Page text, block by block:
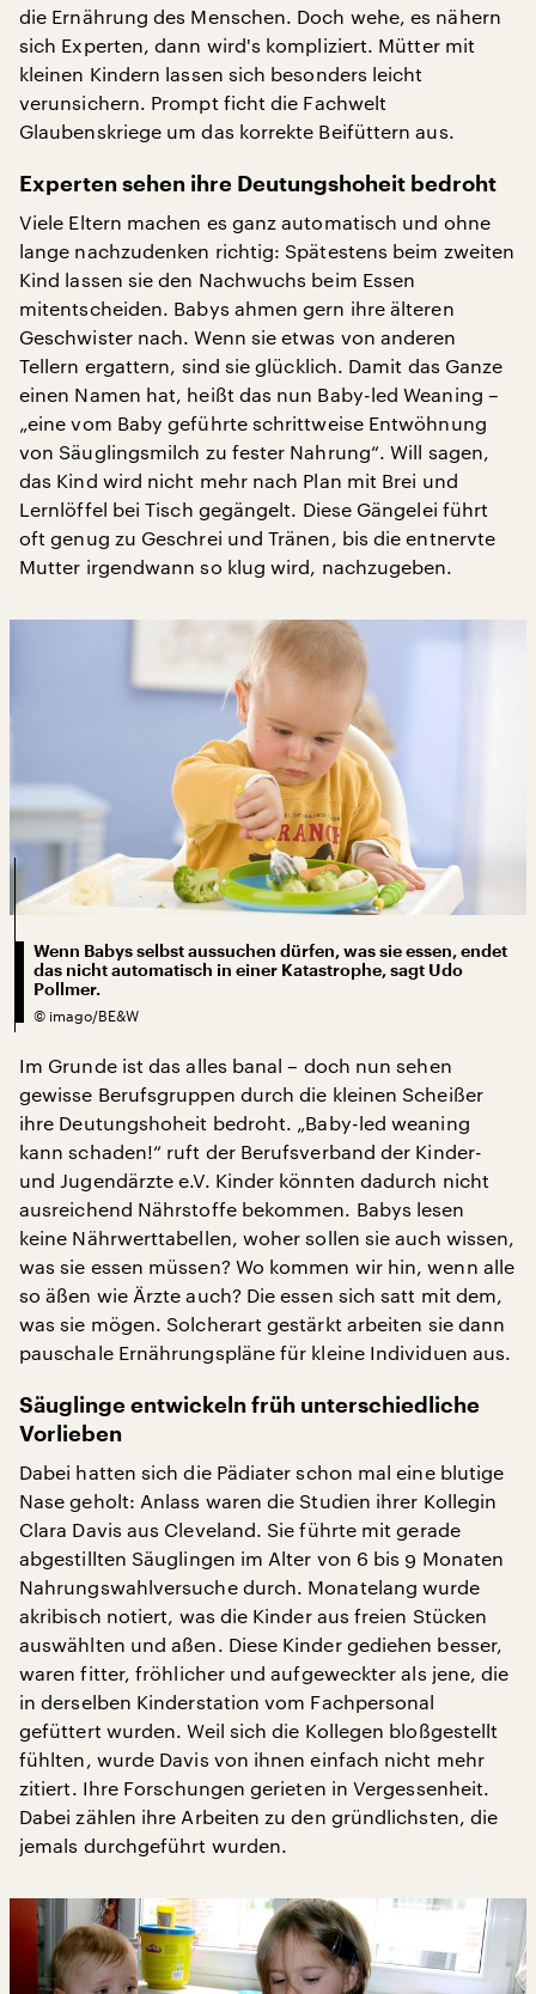
die Ernährung des Menschen. Doch wehe, es nähern
sich Experten, dann wird's kompliziert. Mütter mit
kleinen Kindern lassen sich besonders leicht
verunsichern. Prompt ficht die Fachwelt
Glaubenskriege um das korrekte Beifüttern aus.
Experten sehen ihre Deutungshoheit bedroht
Viele Eltern machen es ganz automatisch und ohne
lange nachzudenken richtig: Spätestens beim zweiten
Kind lassen sie den Nachwuchs beim Essen
mitentscheiden. Babys ahmen gern ihre älteren
Geschwister nach. Wenn sie etwas von anderen
Tellern ergattern, sind sie glücklich. Damit das Ganze
einen Namen hat, heißt das nun Baby-led Weaning –
„eine vom Baby geführte schrittweise Entwöhnung
von Säuglingsmilch zu fester Nahrung“. Will sagen,
das Kind wird nicht mehr nach Plan mit Brei und
Lernlöffel bei Tisch gegängelt. Diese Gängelei führt
oft genug zu Geschrei und Tränen, bis die entnervte
Mutter irgendwann so klug wird, nachzugeben.
Wenn Babys selbst aussuchen dürfen, was sie essen, endet
das nicht automatisch in einer Katastrophe, sagt Udo
Pollmer.
© imago/BE&W
Im Grunde ist das alles banal – doch nun sehen
gewisse Berufsgruppen durch die kleinen Scheißer
ihre Deutungshoheit bedroht. „Baby-led weaning
kann schaden!“ ruft der Berufsverband der Kinder-
und Jugendärzte e.V. Kinder könnten dadurch nicht
ausreichend Nährstoffe bekommen. Babys lesen
keine Nährwerttabellen, woher sollen sie auch wissen,
was sie essen müssen? Wo kommen wir hin, wenn alle
so äßen wie Ärzte auch? Die essen sich satt mit dem,
was sie mögen. Solcherart gestärkt arbeiten sie dann
pauschale Ernährungspläne für kleine Individuen aus.
Säuglinge entwickeln früh unterschiedliche
Vorlieben
Dabei hatten sich die Pädiater schon mal eine blutige
Nase geholt: Anlass waren die Studien ihrer Kollegin
Clara Davis aus Cleveland. Sie führte mit gerade
abgestillten Säuglingen im Alter von 6 bis 9 Monaten
Nahrungswahlversuche durch. Monatelang wurde
akribisch notiert, was die Kinder aus freien Stücken
auswählten und aßen. Diese Kinder gediehen besser,
waren fitter, fröhlicher und aufgeweckter als jene, die
in derselben Kinderstation vom Fachpersonal
gefüttert wurden. Weil sich die Kollegen bloßgestellt
fühlten, wurde Davis von ihnen einfach nicht mehr
zitiert. Ihre Forschungen gerieten in Vergessenheit.
Dabei zählen ihre Arbeiten zu den gründlichsten, die
jemals durchgeführt wurden.